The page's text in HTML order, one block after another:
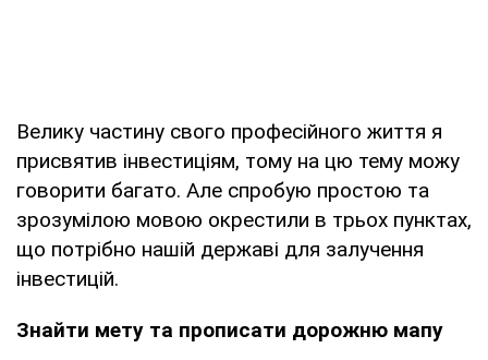
Велику частину свого професійного життя я
присвятив інвестиціям, тому на цю тему можу
говорити багато. Але спробую простою та
зрозумілою мовою окрестили в трьох пунктах,
що потрібно нашій державі для залучення
інвестицій.
Знайти мету та прописати дорожню мапу